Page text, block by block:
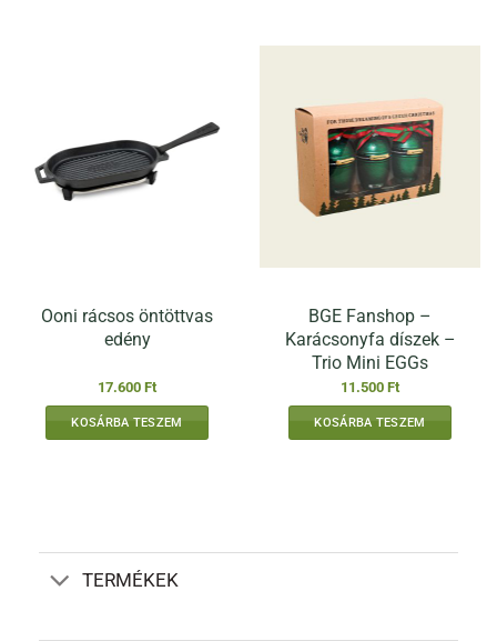
A
változatok
a
Ooni rácsos öntöttvas
edény
17.600 Ft
KOSÁRBA TESZEM
BGE Fanshop –
Karácsonyfa díszek –
Trio Mini EGGs
11.500 Ft
KOSÁRBA TESZEM
TERMÉKEK